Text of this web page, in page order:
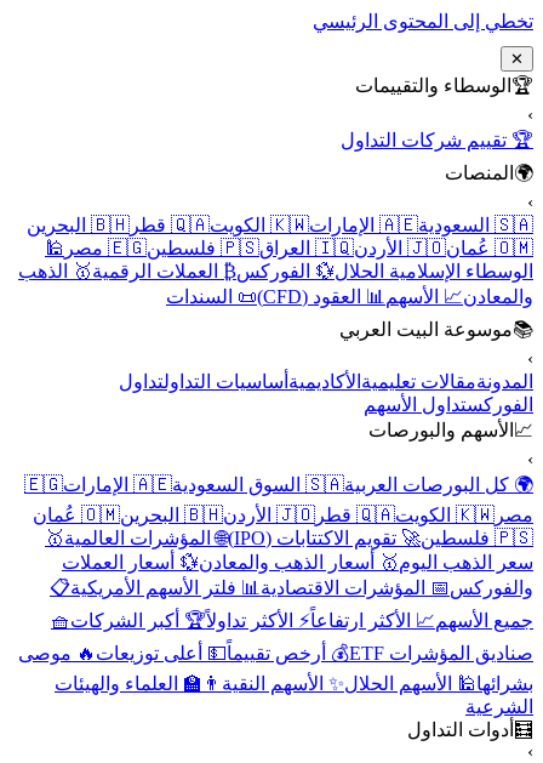
تخطي إلى المحتوى الرئيسي
✕
🏆 الوسطاء والتقييمات
›
🏆 تقييم شركات التداول
🌍 المنصات
›
🇸🇦 السعودية
🇦🇪 الإمارات 🇰🇼 الكويت 🇶🇦 قطر
🇧🇭 البحرين
🇴🇲 عُمان
🇯🇴 الأردن 🇮🇶 العراق 🇵🇸 فلسطين 🇪🇬 مصر
🕌
الوسطاء الإسلامية الحلال💱 الفوركس₿ العملات الرقمية🥇 الذهب
والمعادن📈 الأسهم 📊 العقود (CFD)
📜 السندات
📚موسوعة البيت العربي
›
المدونةمقالات تعليمية الأكاديمية أساسيات التداولتداول
الفوركستداول الأسهم
📈 الأسهم والبورصات
›
🌍 كل البورصات العربية🇸🇦 السوق السعودية 🇦🇪 الإمارات
🇪🇬
مصر 🇰🇼 الكويت 🇶🇦 قطر 🇯🇴 الأردن 🇧🇭 البحرين
🇴🇲 عُمان
🇵🇸 فلسطين
🚀 تقويم الاكتتابات (IPO) 🌐 المؤشرات العالمية🥇
سعر الذهب اليوم🥇 أسعار الذهب والمعادن💱 أسعار العملات
والفوركس📅 المؤشرات الاقتصادية 📊 فلتر الأسهم الأمريكية📋
جميع الأسهم📈 الأكثر ارتفاعاً⚡ الأكثر تداولاً🏆 أكبر الشركات🧺
صناديق المؤشرات ETF
💰 أرخص تقييماً💵 أعلى توزيعات 🔥 موصى
بشرائها🕌 الأسهم الحلال✨ الأسهم النقية 👨‍🏫 العلماء والهيئات
الشرعية
🧮 أدوات التداول
›